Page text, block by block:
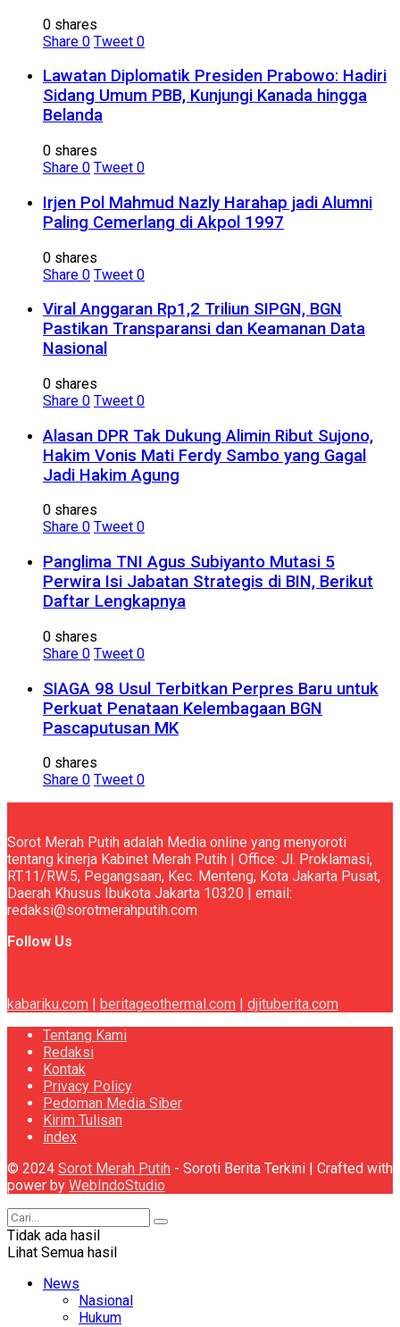
0 shares
Share 0 Tweet 0
Lawatan Diplomatik Presiden Prabowo: Hadiri
Sidang Umum PBB, Kunjungi Kanada hingga
Belanda
0 shares
Share 0 Tweet 0
Irjen Pol Mahmud Nazly Harahap jadi Alumni
Paling Cemerlang di Akpol 1997
0 shares
Share 0 Tweet 0
Viral Anggaran Rp1,2 Triliun SIPGN, BGN
Pastikan Transparansi dan Keamanan Data
Nasional
0 shares
Share 0 Tweet 0
Alasan DPR Tak Dukung Alimin Ribut Sujono,
Hakim Vonis Mati Ferdy Sambo yang Gagal
Jadi Hakim Agung
0 shares
Share 0 Tweet 0
Panglima TNI Agus Subiyanto Mutasi 5
Perwira Isi Jabatan Strategis di BIN, Berikut
Daftar Lengkapnya
0 shares
Share 0 Tweet 0
SIAGA 98 Usul Terbitkan Perpres Baru untuk
Perkuat Penataan Kelembagaan BGN
Pascaputusan MK
0 shares
Share 0 Tweet 0
Sorot Merah Putih adalah Media online yang menyoroti
tentang kinerja Kabinet Merah Putih | Office: Jl. Proklamasi,
RT.11/RW.5, Pegangsaan, Kec. Menteng, Kota Jakarta Pusat,
Daerah Khusus Ibukota Jakarta 10320 | email:
redaksi@sorotmerahputih.com
Follow Us
kabariku.com beritageothermal.com
djituberita.com
Tentang Kami
Redaksi
Kontak
Privacy Policy
Pedoman Media Siber
Kirim Tulisan
index
© 2024 Sorot Merah Putih - Soroti Berita Terkini | Crafted with
power by WebIndoStudio
Tidak ada hasil
Lihat Semua hasil
News
Nasional
Hukum